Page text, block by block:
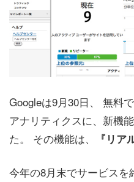
Googleは9月30日、 無料
アナリティクスに、新機
た。 その機能は、
『リア
今年の8月末でサービスを